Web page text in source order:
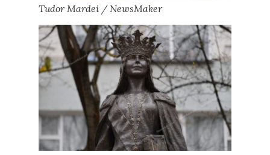
Tudor Mardei / NewsMaker